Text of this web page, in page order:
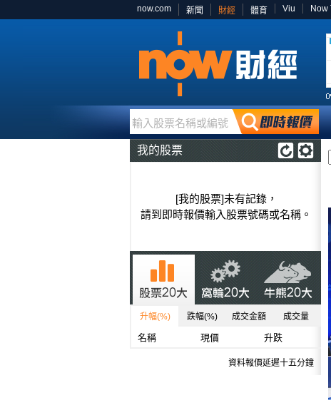
now.com 新聞 財經 體育 Viu Now
輸入股票名稱或編號
我的股票
[我的股票]未有記錄，
請到即時報價輸入股票號碼或名稱。
升幅(%) 跌幅(%) 成交金額 成交量
名稱 現價 升跌
資料報價延遲十五分鐘